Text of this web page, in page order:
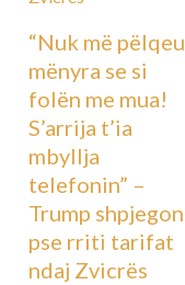
“Nuk më pëlqeu
mënyra se si
folën me mua!
S’arrija t’ia
mbyllja
telefonin” –
Trump shpjegon
pse rriti tarifat
ndaj Zvicrës